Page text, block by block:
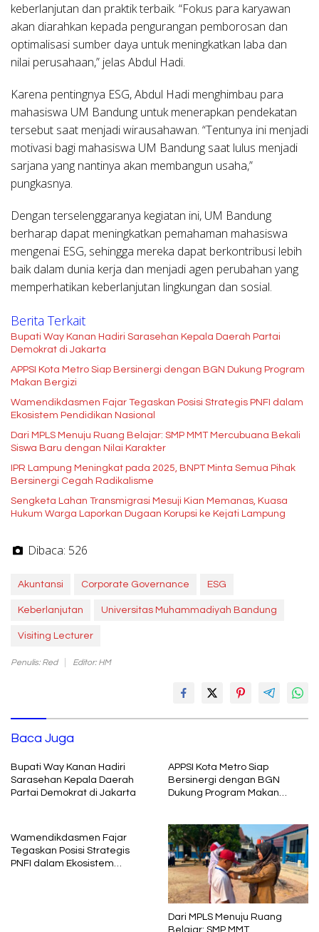
keberlanjutan dan praktik terbaik. “Fokus para karyawan
akan diarahkan kepada pengurangan pemborosan dan
optimalisasi sumber daya untuk meningkatkan laba dan
nilai perusahaan,” jelas Abdul Hadi.
Karena pentingnya ESG, Abdul Hadi menghimbau para
mahasiswa UM Bandung untuk menerapkan pendekatan
tersebut saat menjadi wirausahawan. “Tentunya ini menjadi
motivasi bagi mahasiswa UM Bandung saat lulus menjadi
sarjana yang nantinya akan membangun usaha,”
pungkasnya.
Dengan terselenggaranya kegiatan ini, UM Bandung
berharap dapat meningkatkan pemahaman mahasiswa
mengenai ESG, sehingga mereka dapat berkontribusi lebih
baik dalam dunia kerja dan menjadi agen perubahan yang
memperhatikan keberlanjutan lingkungan dan sosial.
Berita Terkait
Bupati Way Kanan Hadiri Sarasehan Kepala Daerah Partai
Demokrat di Jakarta
APPSI Kota Metro Siap Bersinergi dengan BGN Dukung Program
Makan Bergizi
Wamendikdasmen Fajar Tegaskan Posisi Strategis PNFI dalam
Ekosistem Pendidikan Nasional
Dari MPLS Menuju Ruang Belajar: SMP MMT Mercubuana Bekali
Siswa Baru dengan Nilai Karakter
IPR Lampung Meningkat pada 2025, BNPT Minta Semua Pihak
Bersinergi Cegah Radikalisme
Sengketa Lahan Transmigrasi Mesuji Kian Memanas, Kuasa
Hukum Warga Laporkan Dugaan Korupsi ke Kejati Lampung
Dibaca: 526
Akuntansi Corporate Governance ESG
Keberlanjutan Universitas Muhammadiyah Bandung
Visiting Lecturer
Penulis: Red Editor: HM
Baca Juga
Bupati Way Kanan Hadiri
Sarasehan Kepala Daerah
Partai Demokrat di Jakarta
APPSI Kota Metro Siap
Bersinergi dengan BGN
Dukung Program Makan
Wamendikdasmen Fajar
Tegaskan Posisi Strategis
PNFI dalam Ekosistem
Dari MPLS Menuju Ruang
Belajar: SMP MMT